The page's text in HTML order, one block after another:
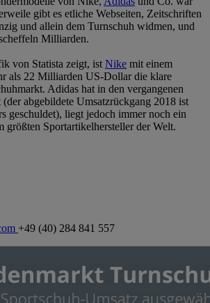
gibt es etliche Webseiten, Zeitschriften
und allein dem Turnschuh widmen, und
Milliarden.
von Statista zeigt, istNike mit einem
als 22 Milliarden US-Dollar die klare
Adidas hat in den vergangenen
abgebildete Umsatzrückgang 2018 ist
geschuldet), liegt jedoch immer noch ein
größten Sportartikelhersteller der Welt.
+49 (40) 284 841 557